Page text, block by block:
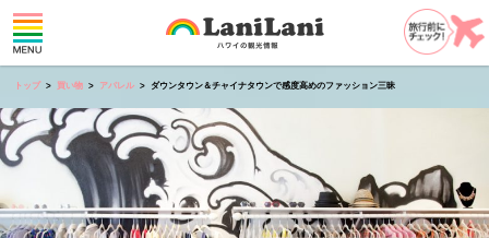
トップ 買い物 アパレル ダウンタウン＆チャイナタウンで感度高めのファッション三昧